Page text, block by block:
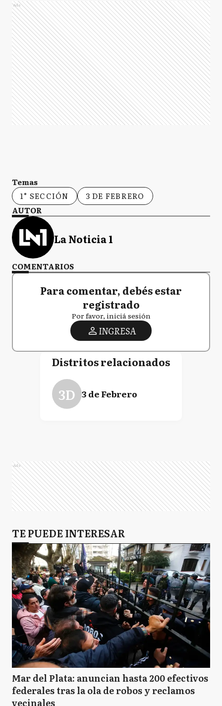
Ads
Temas
1° SECCIÓN
3 DE FEBRERO
AUTOR
La Noticia 1
COMENTARIOS
Para comentar, debés estar
registrado
Por favor, iniciá sesión
INGRESA
Distritos relacionados
3D 3 de Febrero
Ads
TE PUEDE INTERESAR
Mar del Plata: anuncian hasta 200 efectivos
federales tras la ola de robos y reclamos
vecinales